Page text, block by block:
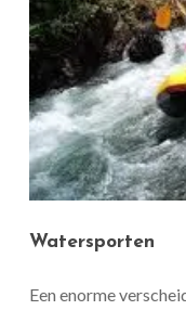
Watersporten
Een enorme